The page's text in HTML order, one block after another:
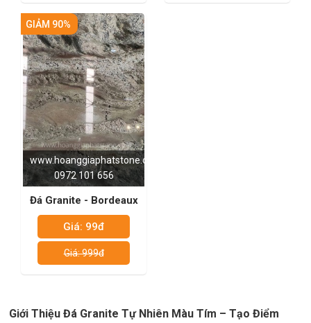
www.hoanggiaphatstone.com
0972 101 656
GIẢM 90%
Đá Granite - Bordeaux
Giá: 99đ
Giá: 999đ
Giới Thiệu Đá Granite Tự Nhiên Màu Tím – Tạo Điểm